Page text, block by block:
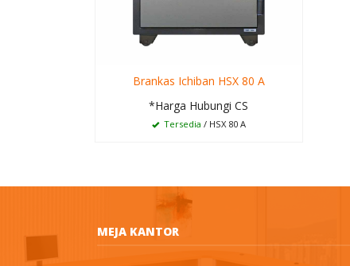
Brankas Ichiban HSX 80 A
*Harga Hubungi CS
Tersedia / HSX 80 A
MEJA KANTOR